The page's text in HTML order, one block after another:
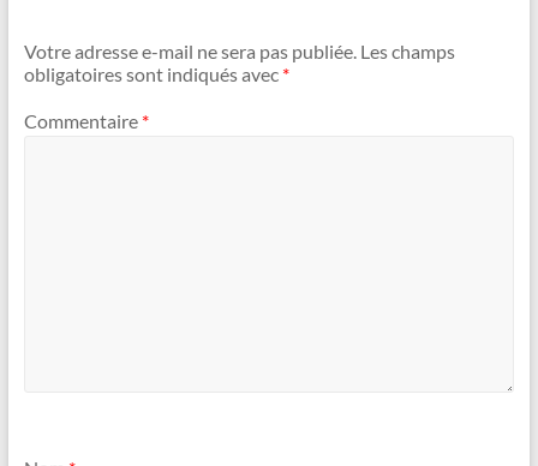
k p
k
Votre adresse e-mail ne sera pas publiée. Les champs
obligatoires sont indiqués avec *
Commentaire *